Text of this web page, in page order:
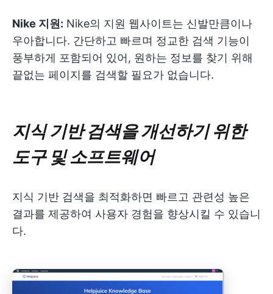
Nike 지원: Nike의 지원 웹사이트는 신발만큼이나
우아합니다. 간단하고 빠르며 정교한 검색 기능이
풍부하게 포함되어 있어, 원하는 정보를 찾기 위해
끝없는 페이지를 검색할 필요가 없습니다.
지식 기반 검색을 개선하기 위한
도구 및 소프트웨어
지식 기반 검색을 최적화하면 빠르고 관련성 높은
결과를 제공하여 사용자 경험을 향상시킬 수 있습니
다.